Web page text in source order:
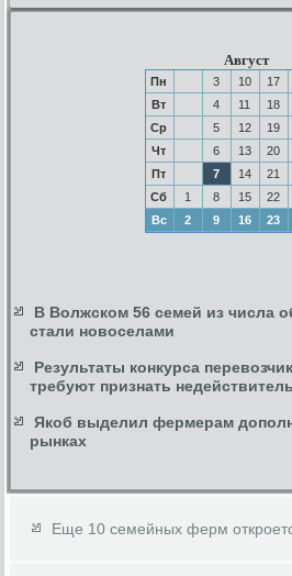
Август
Пн 3 10 17
Вт
4 11 18
Ср
5 12 19
Чт
6 13 20
Пт
7 14 21
Сб
1 8 15 22
Вс
2 9 16 23
В Волжском 56 семей из числа
стали новоселами
Результаты конкурса
требуют признать
Якоб выделил фермерам
рынках
Еще 10 семейных ферм